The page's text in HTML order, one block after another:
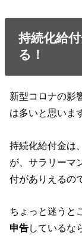
持続化給
る！
新型コロナの影
は多いと思いま
持続化給付金は
が、サラリーマ
付がありえるの
ちょっと迷うと
申告しているな